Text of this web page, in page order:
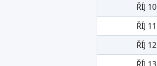
ŘÍJ 10
ŘÍJ 11
ŘÍJ 12